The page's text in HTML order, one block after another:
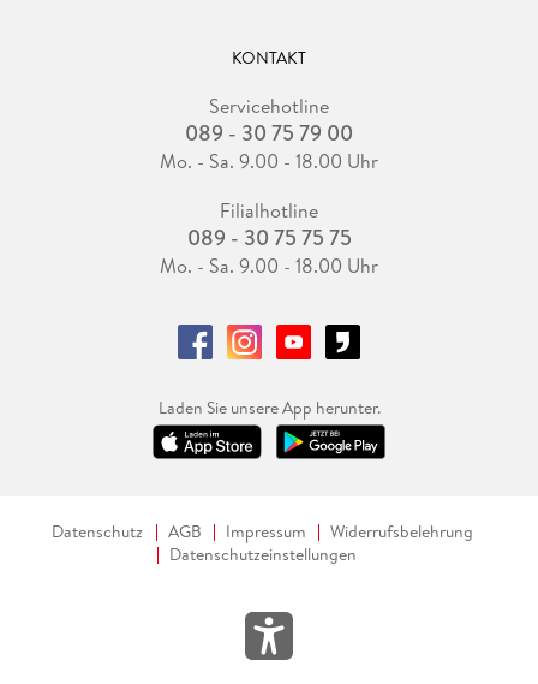
KONTAKT
Servicehotline
089 - 30 75 79 00
Mo. - Sa. 9.00 - 18.00 Uhr
Filialhotline
089 - 30 75 75 75
Mo. - Sa. 9.00 - 18.00 Uhr
Laden Sie unsere App herunter.
Datenschutz AGB Impressum
Widerrufsbelehrung
Datenschutzeinstellungen